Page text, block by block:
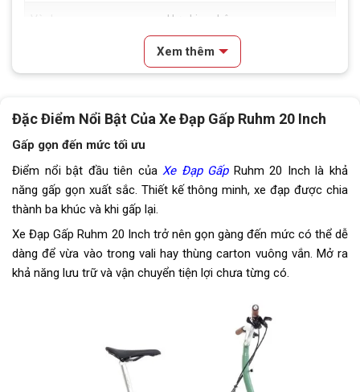
Hợp kim nhôm
CST 16x1 3/8
Tăng tốc sau (Gạt líp)
Đùi đĩa Hợp kim nhôm Ruhm
Dĩa
Sên (xích)
Kích thước 16 inch
Hợp kim nhôm RUHM
Thông số kỹ thuật có thể sẽ
được thay đổi từ nhà sản xuất
nhằm nâng cao chất lượng sản
Xem thêm
Đặc Điểm Nổi Bật Của Xe Đạp Gấp Ruhm 20 Inch
Gấp gọn đến mức tối ưu
Điểm nổi bật đầu tiên củaXe Đạp GấpRuhm 20 Inch là khả
năng gấp gọn xuất sắc. Thiết kế thông minh, xe đạp được chia
thành ba khúc và khi gấp lại.
Xe Đạp Gấp Ruhm 20 Inch trở nên gọn gàng đến mức có thể dễ
dàng để vừa vào trong vali hay thùng carton vuông vắn. Mở ra
khả năng lưu trữ và vận chuyển tiện lợi chưa từng có.